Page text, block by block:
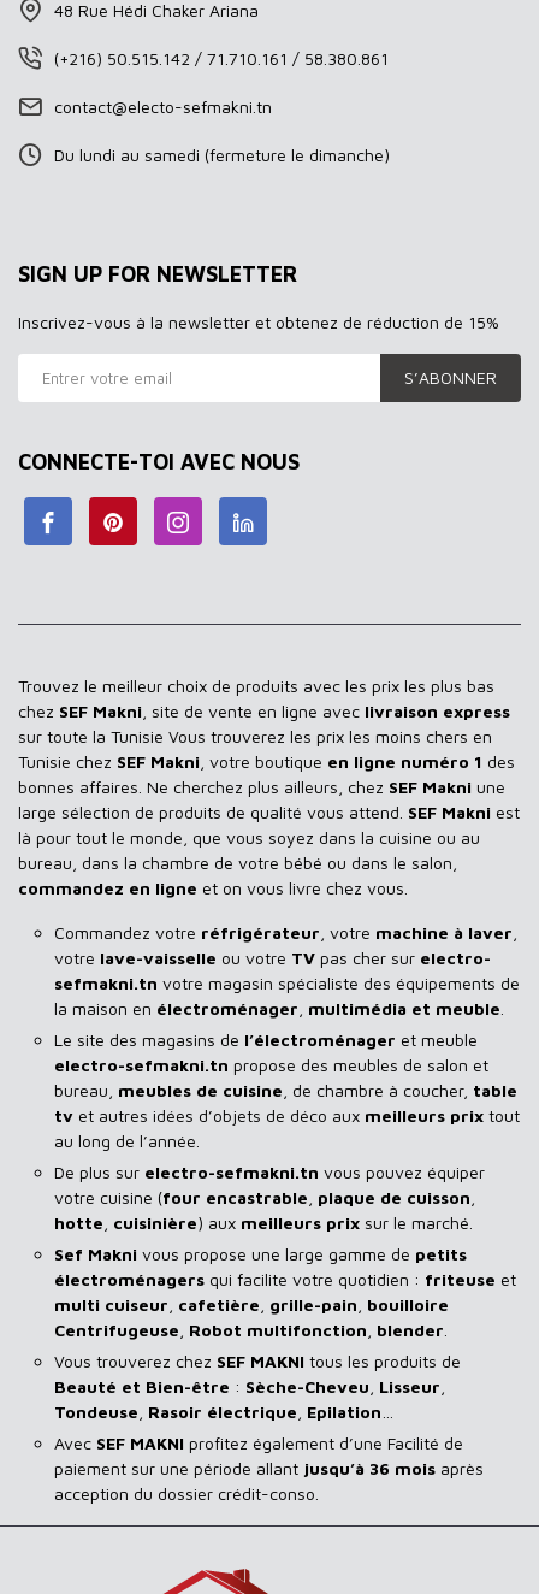
48 Rue Hédi Chaker Ariana
(+216) 50.515.142 / 71.710.161 / 58.380.861
contact@electo-sefmakni.tn
Du lundi au samedi (fermeture le dimanche)
SIGN UP FOR NEWSLETTER
Inscrivez-vous à la newsletter et obtenez de réduction de 15%
S’ABONNER
CONNECTE-TOI AVEC NOUS
Trouvez le meilleur choix de produits avec les prix les plus bas
chez SEF Makni , site de vente en ligne avec livraison express
sur toute la Tunisie Vous trouverez les prix les moins chers en
Tunisie chez SEF Makni , votre boutique en ligne numéro 1 des
bonnes affaires. Ne cherchez plus ailleurs, chez SEF Makni une
large sélection de produits de qualité vous attend. SEF Makni est
là pour tout le monde, que vous soyez dans la cuisine ou au
bureau, dans la chambre de votre bébé ou dans le salon,
commandez en ligne et on vous livre chez vous.
Commandez votre réfrigérateur , votre machine à laver
votre lave-vaisselle ou votre TV pas cher sur electro-
sefmakni.tn votre magasin spécialiste des équipements de
la maison en électroménager multimédia et meuble
Le site des magasins de l’électroménager et meuble
electro-sefmakni.tn propose des meubles de salon et
bureau, meubles de cuisine , de chambre à coucher, table
tv et autres idées d’objets de déco aux meilleurs prix tout
au long de l’année.
De plus sur electro-sefmakni.tn vous pouvez équiper
votre cuisine (four encastrable plaque de cuisson
hotte cuisinière) aux meilleurs prix sur le marché.
Sef Makni vous propose une large gamme de petits
électroménagers qui facilite votre quotidien : friteuse et
multi cuiseur cafetière grille-pain bouilloire
Centrifugeuse Robot multifonction blender
Vous trouverez chez SEF MAKNI tous les produits de
Beauté et Bien-être : Sèche-Cheveu Lisseur
Tondeuse Rasoir électrique Epilation
Avec SEF MAKNI profitez également d’une Facilité de
paiement sur une période allant jusqu’à 36 mois après
acception du dossier crédit-conso.